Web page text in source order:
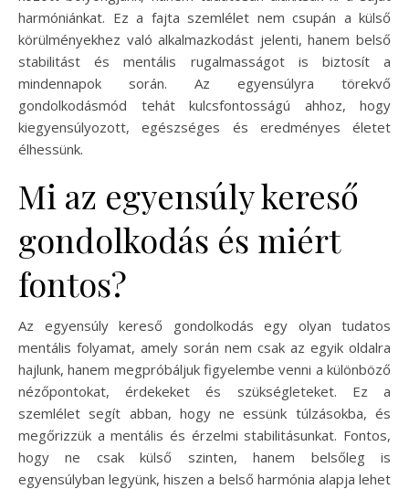
harmóniánkat. Ez a fajta szemlélet nem csupán a külső
körülményekhez való alkalmazkodást jelenti, hanem belső
stabilitást és mentális rugalmasságot is biztosít a
mindennapok során. Az egyensúlyra törekvő
gondolkodásmód tehát kulcsfontosságú ahhoz, hogy
kiegyensúlyozott, egészséges és eredményes életet
élhessünk.
Mi az egyensúly kereső
gondolkodás és miért
fontos?
Az egyensúly kereső gondolkodás egy olyan tudatos
mentális folyamat, amely során nem csak az egyik oldalra
hajlunk, hanem megpróbáljuk figyelembe venni a különböző
nézőpontokat, érdekeket és szükségleteket. Ez a
szemlélet segít abban, hogy ne essünk túlzásokba, és
megőrizzük a mentális és érzelmi stabilitásunkat. Fontos,
hogy ne csak külső szinten, hanem belsőleg is
egyensúlyban legyünk, hiszen a belső harmónia alapja lehet